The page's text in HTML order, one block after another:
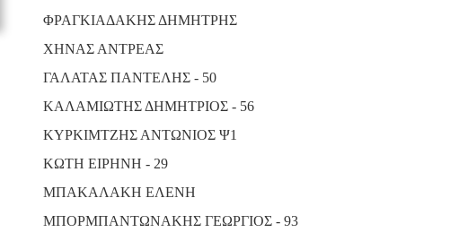
ΦΡΑΓΚΙΑΔΑΚΗΣ ΔΗΜΗΤΡΗΣ
ΧΗΝΑΣ ΑΝΤΡΕΑΣ
ΓΑΛΑΤΑΣ ΠΑΝΤΕΛΗΣ - 50
ΚΑΛΑΜΙΩΤΗΣ ΔΗΜΗΤΡΙΟΣ - 56
ΚΥΡΚΙΜΤΖΗΣ ΑΝΤΩΝΙΟΣ Ψ1
ΚΩΤΗ ΕΙΡΗΝΗ - 29
ΜΠΑΚΑΛΑΚΗ ΕΛΕΝΗ
ΜΠΟΡΜΠΑΝΤΩΝΑΚΗΣ ΓΕΩΡΓΙΟΣ - 93